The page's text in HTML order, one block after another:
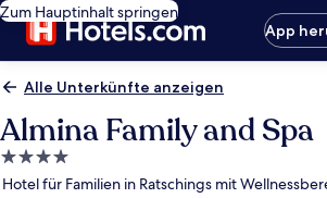
Zum Hauptinhalt springen
App
Alle Unterkünfte anzeigen
Almina Family and Spa
4.0-
Sterne-
Hotel für Familien in Ratschings mit